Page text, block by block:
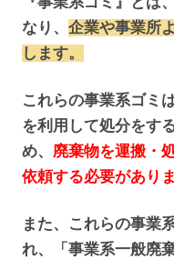
なり、 企業や事業所
します。
これらの事業系ゴミ
を利用して処分をす
め、 廃棄物を運搬・
依頼する必要がありま
また、これらの事業
れ、「事業系一般廃